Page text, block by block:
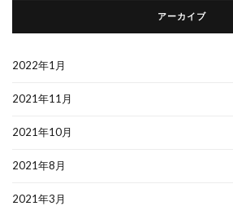
アーカイブ
2022年1月
2021年11月
2021年10月
2021年8月
2021年3月